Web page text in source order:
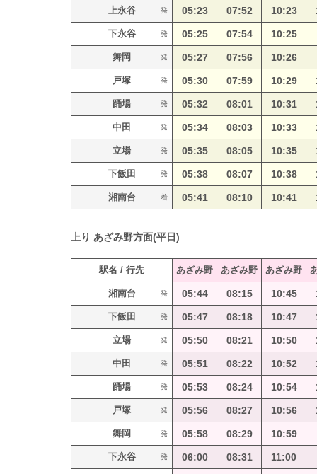
上永谷 発 05:23 07:52 10:23
下永谷 発 05:25 07:54 10:25
舞岡 発 05:27 07:56 10:26
戸塚 発 05:30 07:59 10:29
踊場 発 05:32 08:01 10:31
中田 発 05:34 08:03 10:33
立場 発 05:35 08:05 10:35
下飯田 発 05:38 08:07 10:38
湘南台 着 05:41 08:10 10:41
上り あざみ野方面(平日)
駅名 / 行先 あざみ野 あざみ野 あざみ野
湘南台 発 05:44 08:15 10:45
下飯田 発 05:47 08:18 10:47
立場 発 05:50 08:21 10:50
中田 発 05:51 08:22 10:52
踊場 発 05:53 08:24 10:54
戸塚 発 05:56 08:27 10:56
舞岡 発 05:58 08:29 10:59
下永谷 発 06:00 08:31 11:00